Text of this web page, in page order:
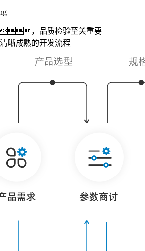
，品质检验至关重要
晰成熟的开发流程